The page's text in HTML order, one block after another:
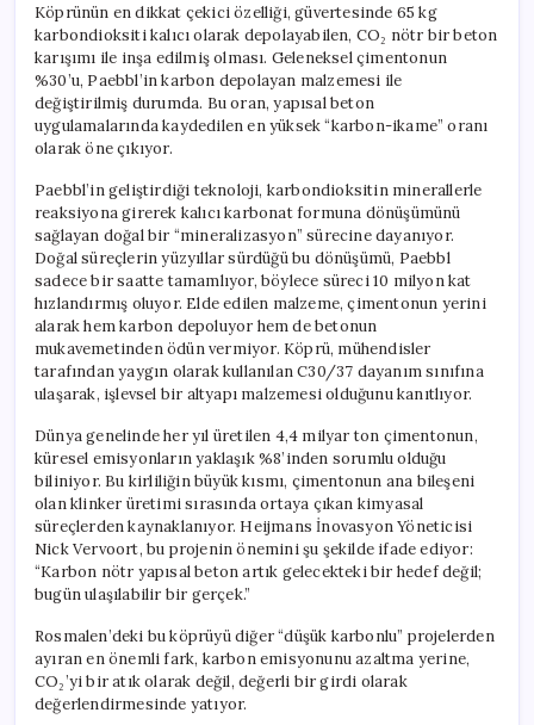
Köprünün en dikkat çekici özelliği, güvertesinde 65 kg
karbondioksiti kalıcı olarak depolayabilen, CO₂ nötr bir beton
karışımı ile inşa edilmiş olması. Geleneksel çimentonun
%30’u, Paebbl’in karbon depolayan malzemesi ile
değiştirilmiş durumda. Bu oran, yapısal beton
uygulamalarında kaydedilen en yüksek “karbon-ikame” oranı
olarak öne çıkıyor.
Paebbl’in geliştirdiği teknoloji, karbondioksitin minerallerle
reaksiyona girerek kalıcı karbonat formuna dönüşümünü
sağlayan doğal bir “mineralizasyon” sürecine dayanıyor.
Doğal süreçlerin yüzyıllar sürdüğü bu dönüşümü, Paebbl
sadece bir saatte tamamlıyor, böylece süreci 10 milyon kat
hızlandırmış oluyor. Elde edilen malzeme, çimentonun yerini
alarak hem karbon depoluyor hem de betonun
mukavemetinden ödün vermiyor. Köprü, mühendisler
tarafından yaygın olarak kullanılan C30/37 dayanım sınıfına
ulaşarak, işlevsel bir altyapı malzemesi olduğunu kanıtlıyor.
Dünya genelinde her yıl üretilen 4,4 milyar ton çimentonun,
küresel emisyonların yaklaşık %8’inden sorumlu olduğu
biliniyor. Bu kirliliğin büyük kısmı, çimentonun ana bileşeni
olan klinker üretimi sırasında ortaya çıkan kimyasal
süreçlerden kaynaklanıyor. Heijmans İnovasyon Yöneticisi
Nick Vervoort, bu projenin önemini şu şekilde ifade ediyor:
“Karbon nötr yapısal beton artık gelecekteki bir hedef değil;
bugün ulaşılabilir bir gerçek.”
Rosmalen’deki bu köprüyü diğer “düşük karbonlu” projelerden
ayıran en önemli fark, karbon emisyonunu azaltma yerine,
CO₂’yi bir atık olarak değil, değerli bir girdi olarak
değerlendirmesinde yatıyor.